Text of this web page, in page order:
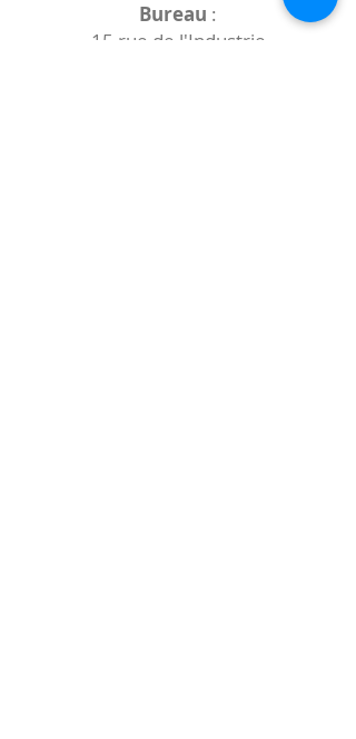
Bureau :
15 rue de l'Industrie